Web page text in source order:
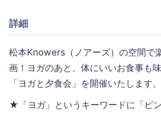
詳細
松本Knowers（ノアーズ）の空間で
画！ヨガのあと、体にいいお食事も
「ヨガと夕食会」を開催いたします。
★「ヨガ」というキーワードに「ピ